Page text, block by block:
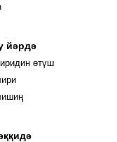
йәрдә
өтүш